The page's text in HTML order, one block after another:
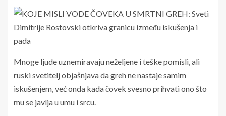
Mnoge ljude uznemiravaju neželjene i teške pomisli, ali
ruski svetitelj objašnjava da greh ne nastaje samim
iskušenjem, već onda kada čovek svesno prihvati ono što
mu se javlja u umu i srcu.